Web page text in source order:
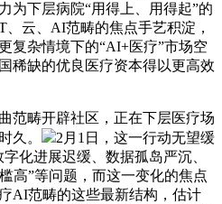
为下层病院“用得上、用得起”的
云、AI范畴的焦点手艺积淀，
复杂情境下的“AI+医疗”市场空
稀缺的优良医疗资本得以更高效
畴开辟社区，正在下层医疗场
久。
2月1日，这一行动无望缓
化进展迟缓、数据孤岛严沉、
高”等问题，而这一变化的焦点
AI范畴的这些最新结构，估计